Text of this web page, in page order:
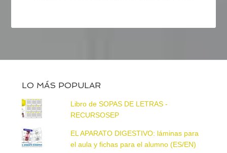
LO MÁS POPULAR
Libro de SOPAS DE LETRAS -
RECURSOSEP
EL APARATO DIGESTIVO: láminas para
el aula y fichas para el alumno (ES/EN)